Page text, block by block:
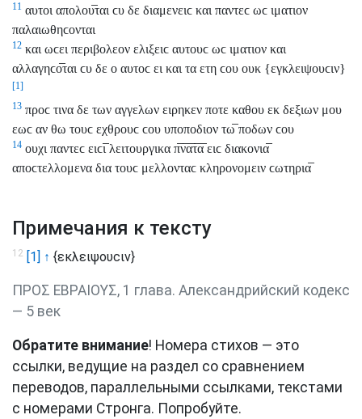
11 αυτοι απολου̅ται ϲυ δε διαμενειϲ και παντεϲ ωϲ ιματιον
παλαιωθηϲονται
12 και ωϲει περιβολεον ελιξειϲ αυτουϲ ωϲ ιματιον και
αλλαγηϲο̅ται ϲυ δε ο αυτοϲ ει και τα ετη ϲου ουκ {εγκλειψουϲιν}
[1]
13 προϲ τινα δε των αγγελων ειρηκεν ποτε καθου εκ δεξιων μου
εωϲ αν θω τουϲ εχθρουϲ ϲου υποποδιον τω̅ ποδων ϲου
14 ουχι παντεϲ ειϲι̅ λειτουργικα π̅ν̅α̅τ̅α̅ ειϲ διακονια̅
αποϲτελλομενα δια τουϲ μελλονταϲ κληρονομειν ϲωτηρια̅
Примечания к тексту
12 [1] ↑ {εκλειψουϲιν}
ΠΡΟΣ ΕΒΡΑΙΟΥΣ, 1 глава. Александрийский кодекс
— 5 век
Обратите внимание! Номера стихов — это
ссылки, ведущие на раздел со сравнением
переводов, параллельными ссылками, текстами
с номерами Стронга. Попробуйте.